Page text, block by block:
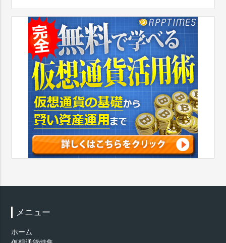
メニュー
ホーム